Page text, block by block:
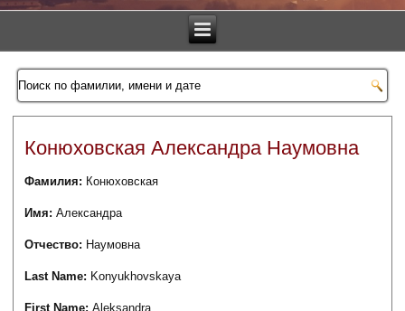
Конюховская Александра Наумовна
Фамилия: Конюховская
Имя:Александра
Отчество: Наумовна
Last Name: Konyukhovskaya
First Name:Aleksandra